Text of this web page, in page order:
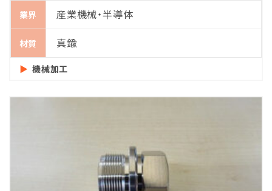
業界 産業機械・半導体
材質 真鍮
機械加工